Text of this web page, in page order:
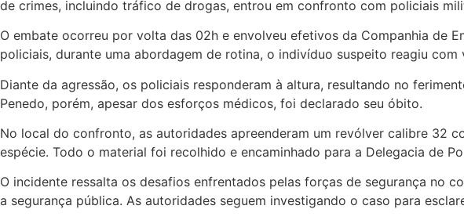
de crimes, incluindo tráfico de drogas, entrou em confronto com policiais
O embate ocorreu por volta das 02h e envolveu efetivos da Companhia de
policiais, durante uma abordagem de rotina, o indivíduo suspeito reagiu
Diante da agressão, os policiais responderam à altura, resultando no
Penedo, porém, apesar dos esforços médicos, foi declarado seu óbito.
No local do confronto, as autoridades apreenderam um revólver calibre 32
espécie. Todo o material foi recolhido e encaminhado para a Delegacia de
O incidente ressalta os desafios enfrentados pelas forças de segurança no
a segurança pública. As autoridades seguem investigando o caso para